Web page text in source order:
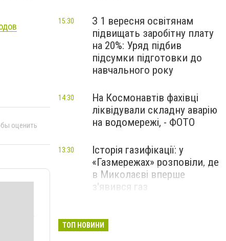
оценить
З 1 вересня освітянам
підвищать заробітну плату
на 20%: Уряд підбив
підсумки підготовки до
навчального року
15:30
На Космонавтів фахівці
ліквідували складну аварію
на водомережі, - ФОТО
14:30
Історія газифікації: у
«Газмережах» розповіли, де
в Миколаєві вперше
з'явився газ
13:30
Миколаєві 2026: шукаємо
ТОП НОВИНИ